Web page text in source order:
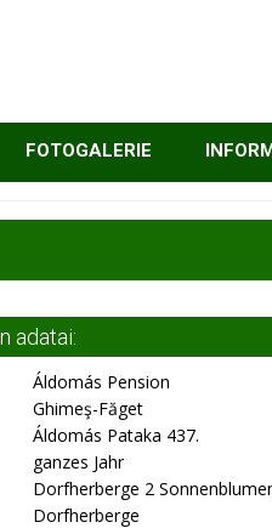
FOTOGALERIE
adatai:
Áldomás Pension
Ghimeş-Făget
Áldomás Pataka 437.
ganzes Jahr
Dorfherberge 2
Dorfherberge